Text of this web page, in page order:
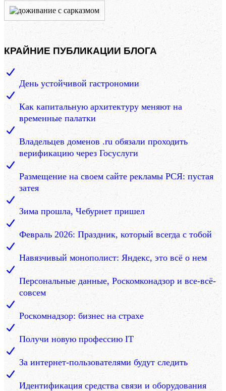
КРАЙНИЕ ПУБЛИКАЦИИ БЛОГА
День устойчивой гастрономии
Как капитальную архитектуру меняют на
временные палатки
Владельцев доменов .ru обязали проходить
верификацию через Госуслуги
Размещение на своем сайте рекламы РСЯ: пустая
затея
Зима прошла, Чебурнет пришел
Февраль 2026: Праздник, который всегда с тобой
Навязчивый монополист: Яндекс, это всё о нем
Персональные данные, Роскомконадзор и все-всё-
совсем
Роскомнадзор: бизнес на страхе
Получи новую профессию IT
За интернет-пользователями будут следить
Идентификация средства связи и оборудования